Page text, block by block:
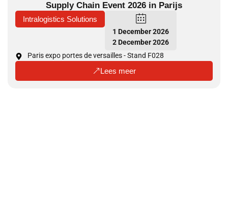
Supply Chain Event 2026 in Parijs
Intralogistics Solutions
1 December 2026
2 December 2026
Paris expo portes de versailles - Stand F028
Lees meer